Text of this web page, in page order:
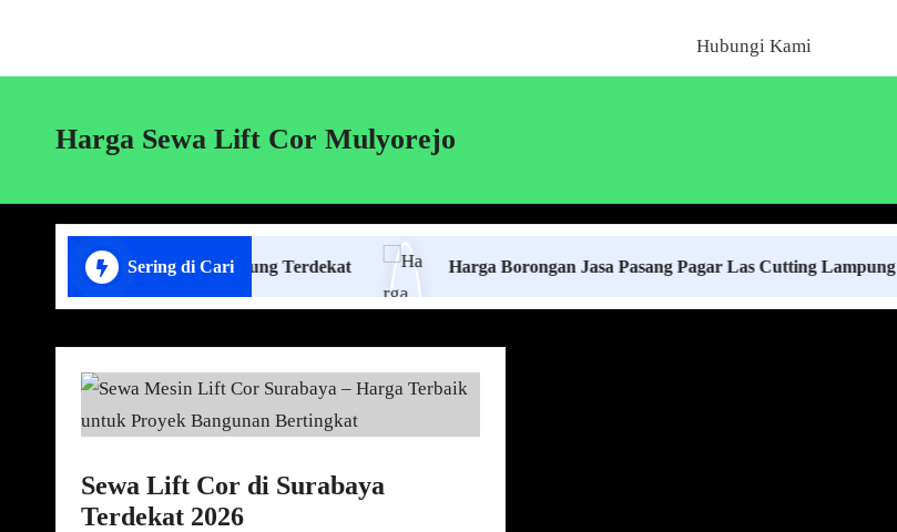
Hubungi Kami
Harga Sewa Lift Cor Mulyorejo
Sering di Cari
Pasang Plafon Lampung Terdekat Harga Borongan Jasa Pasang Pagar Las Cutting Lampung Terdekat
Sewa Lift Cor di Surabaya
Terdekat 2026